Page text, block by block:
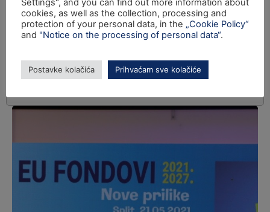
Settings", and you can find out more information about
cookies, as well as the collection, processing and
protection of your personal data, in the „Cookie Policy“
and "Notice on the processing of personal data“.
Postavke kolačića Prihvaćam sve kolačiće